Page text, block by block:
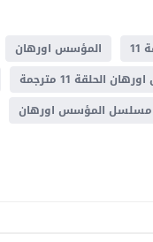
المؤسس اورهان
الحلقة 11 مترجمة
مسلسل المؤسس اورهان